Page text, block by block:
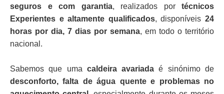
seguros e com garantia, realizados por técnicos
Experientes e altamente qualificados, disponíveis24
horas por dia, 7 dias por semana, em todo o território
nacional.
Sabemos que uma caldeira avariada é sinónimo de
desconforto, falta de água quente e problemas no